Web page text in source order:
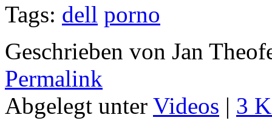
Tags: dell porno
Geschrieben von Jan
Permalink
Abgelegt unter Videos | 3